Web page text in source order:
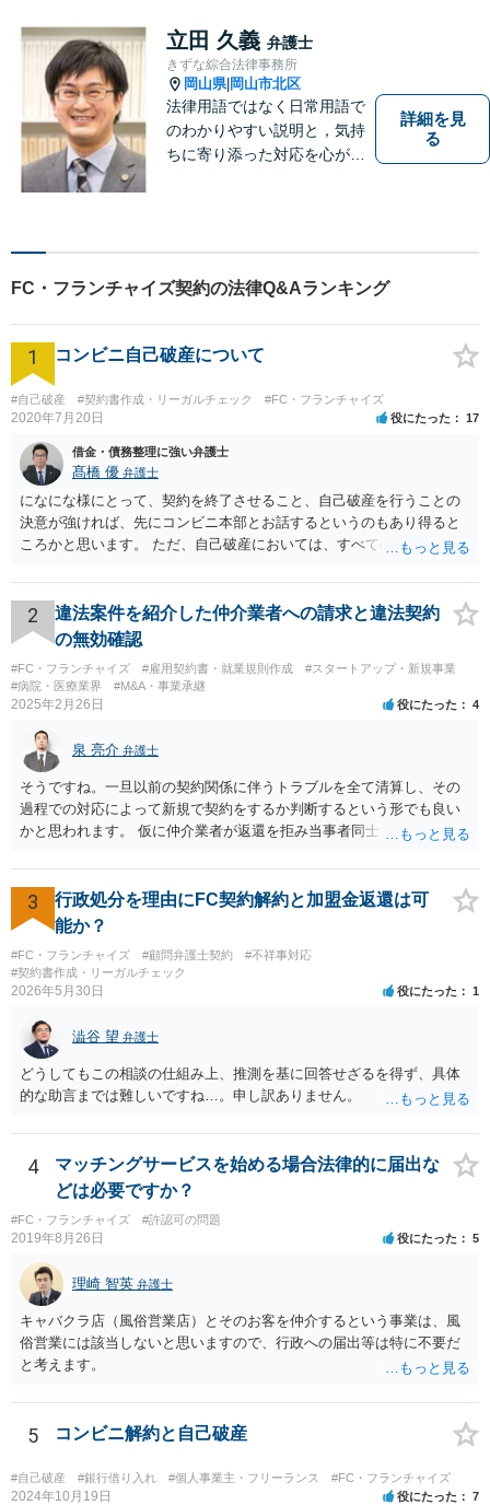
ます。【完全個室】【初回３
０分無料面談】
立田 久義 弁護士
きずな綜合法律事務所
岡山県| 岡山市北区
法律用語ではなく日常用語で
のわかりやすい説明と，気持
ちに寄り添った対応を心がけ
詳細を見
る
FC・フランチャイズ契約の法律Q&Aランキング
1 コンビニ自己破産について
#自己破産 #契約書作成・リーガルチェック #FC・フランチャイズ
2020年7月20日 役にたった 17
借金・債務整理に強い弁護士
髙橋 優 弁護士
になにな様にとって、契約を終了させること、自己破産を行うことの
決意が強ければ、先にコンビニ本部とお話するというのもあり得ると
ころかと思います。 ただ、自己破産においては、すべての債権者を公
扱うことが出来ないという点や財産の移転内容や時期によっては取り
戻す必要が出てくる等一定のリスクもございますので、もし契約を継
続するという選択肢がおありであれば、先に自己破産の相談というの
が適切かと思われます。 契約解約のご意思が固いところであれば、リ
スクを踏まえて進むしかないかと思いますので、本部との話が先であ
っても問題ないかと思います。
2
違法案件を紹介した仲介業者への請求と違法契約
の無効確認
#FC・フランチャイズ #雇用契約書・就業規則作成
#スタートアップ・新規事業
#病院・医療業界
#M&A・事業承継
2025年2月26日 役にたった 4
泉 亮介 弁護士
そうですね。一旦以前の契約関係に伴うトラブルを全て清算し、その
過程での対応によって新規で契約をするか判断するという形でも良い
かと思われます。 仮に仲介業者が返還を拒み当事者同士での解決が困
3
行政処分を理由にFC契約解約と加盟金返還は可
能か？
#FC・フランチャイズ #顧問弁護士契約
#不祥事対応
#契約書作成・リーガルチェック
2026年5月30日 役にたった 1
澁谷 望 弁護士
どうしてもこの相談の仕組み上、推測を基に回答せざるを得ず、具体
的な助言までは難しいですね…。申し訳ありません。
4
マッチングサービスを始める場合法律的に届出な
どは必要ですか？
#FC・フランチャイズ #許認可の問題
2019年8月26日 役にたった 5
理崎 智英 弁護士
キャバクラ店（風俗営業店）とそのお客を仲介するという事業は、風
俗営業には該当しないと思いますので、行政への届出等は特に不要だ
と考えます。
5 コンビニ解約と自己破産
#自己破産 #銀行借り入れ #個人事業主・フリーランス #FC・フランチャイズ
2024年10月19日 役にたった 7